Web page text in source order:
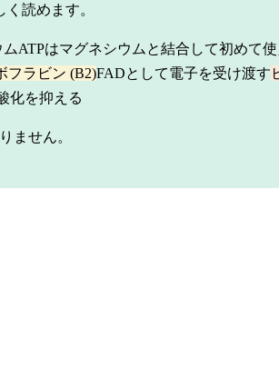
読めます。
ATPはマグネシウムと結合して初めて使
フラビン (B2)FADとして電子を受け渡す
化を抑える
ません。